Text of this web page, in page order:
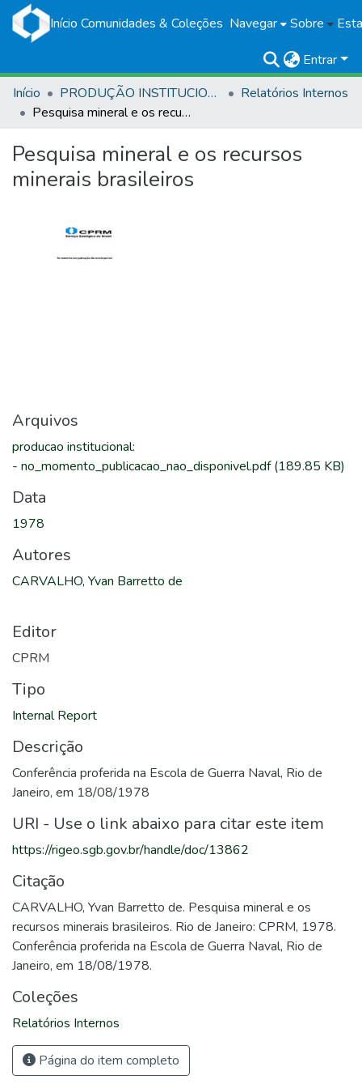
Início Comunidades & Coleções Navegar Sobre
Entrar
Início
PRODUÇÃO INSTITUCIONAL
Relatórios Internos
Pesquisa mineral e os recursos minerais brasileiros
Pesquisa mineral e os recursos
minerais brasileiros
Arquivos
producao institucional:
- no_momento_publicacao_nao_disponivel.pdf(189.85 KB)
Data
1978
Autores
CARVALHO, Yvan Barretto de
Editor
CPRM
Tipo
Internal Report
Descrição
Conferência proferida na Escola de Guerra Naval, Rio de
Janeiro, em 18/08/1978
URI - Use o link abaixo para citar este item
https://rigeo.sgb.gov.br/handle/doc/13862
Citação
CARVALHO, Yvan Barretto de. Pesquisa mineral e os
recursos minerais brasileiros. Rio de Janeiro: CPRM, 1978.
Conferência proferida na Escola de Guerra Naval, Rio de
Janeiro, em 18/08/1978.
Coleções
Relatórios Internos
Página do item completo